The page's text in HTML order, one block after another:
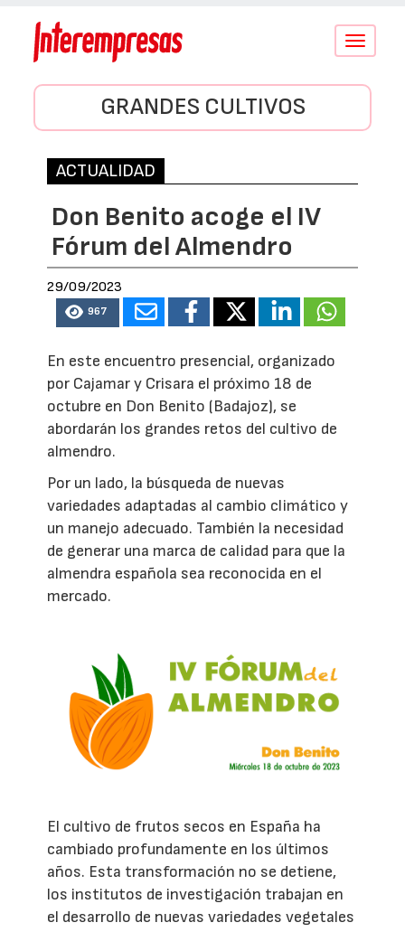
Conmutar
GRANDES CULTIVOS
ACTUALIDAD
Don Benito acoge el IV
Fórum del Almendro
29/09/2023
967
En este encuentro presencial, organizado
por Cajamar y Crisara el próximo 18 de
octubre en Don Benito (Badajoz), se
abordarán los grandes retos del cultivo de
almendro.
Por un lado, la búsqueda de nuevas
variedades adaptadas al cambio climático y
un manejo adecuado. También la necesidad
de generar una marca de calidad para que la
almendra española sea reconocida en el
mercado.
El cultivo de frutos secos en España ha
cambiado profundamente en los últimos
años. Esta transformación no se detiene,
los institutos de investigación trabajan en
el desarrollo de nuevas variedades vegetales